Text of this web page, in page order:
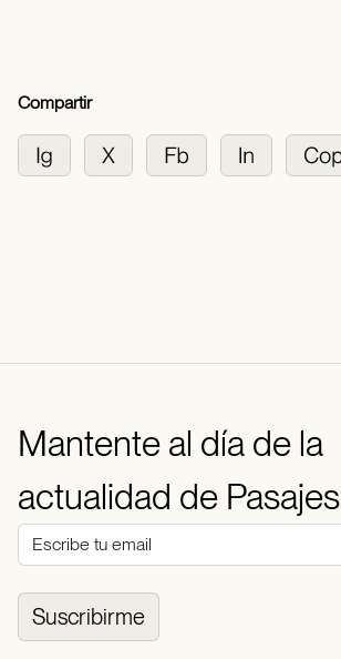
Compartir
Mantente al día de la
actualidad de Pasajes
Suscribirme